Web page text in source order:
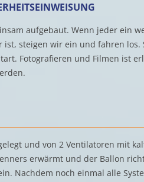
aufgebaut. Wenn jeder ein
steigen wir ein und fahren los.
Fotografieren und Filmen ist
und von 2 Ventilatoren mit
erwärmt und der Ballon
Nachdem noch einmal alle